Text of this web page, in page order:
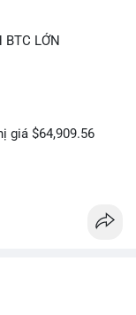
BTC LỚN
giá $64,909.56
nghìn USD được di
khoản để bán ra,
tối ưu phí giao